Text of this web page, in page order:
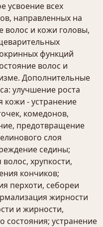
усвоение всех
направленных на
волос и кожи головы,
функций
волос и
Дополнительные
улучшение роста
кожи - устранение
комедонов,
предотвращение
слоя
седины;
хрупкости,
кончиков;
перхоти, себореи
жирности
и жирности,
состояния; устранение